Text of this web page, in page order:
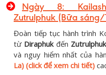
Ngày 8:
Zutrulphuk (Bữa sáng/
Đoàn tiếp tục hành trình
từ Diraphukđến Zutrulphuk
và nguy hiểm nhất của
La) (click để xem chi tiết)